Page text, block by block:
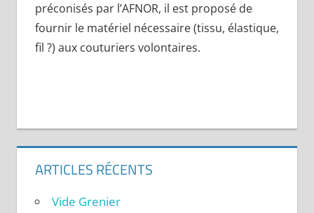
préconisés par l’AFNOR, il est proposé de
fournir le matériel nécessaire (tissu, élastique,
fil ?) aux couturiers volontaires.
ARTICLES RÉCENTS
Vide Grenier